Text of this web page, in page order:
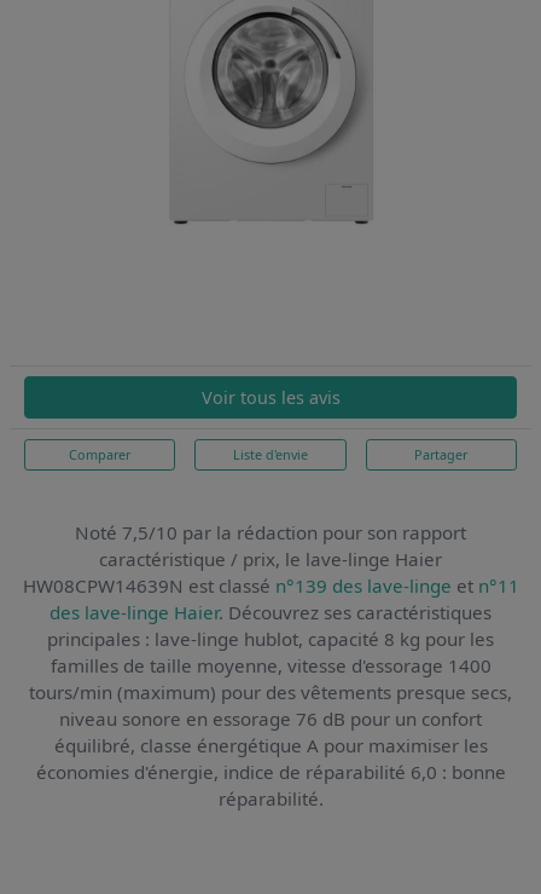
Voir tous les avis
Comparer Liste d'envie Partager
Noté 7,5/10 par la rédaction pour son rapport
caractéristique / prix, le lave-linge Haier
HW08CPW14639N est classé n°139 des lave-linge et n°11
des lave-linge Haier. Découvrez ses caractéristiques
principales : lave-linge hublot, capacité 8 kg pour les
familles de taille moyenne, vitesse d'essorage 1400
tours/min (maximum) pour des vêtements presque secs,
niveau sonore en essorage 76 dB pour un confort
équilibré, classe énergétique A pour maximiser les
économies d'énergie, indice de réparabilité 6,0 : bonne
réparabilité.